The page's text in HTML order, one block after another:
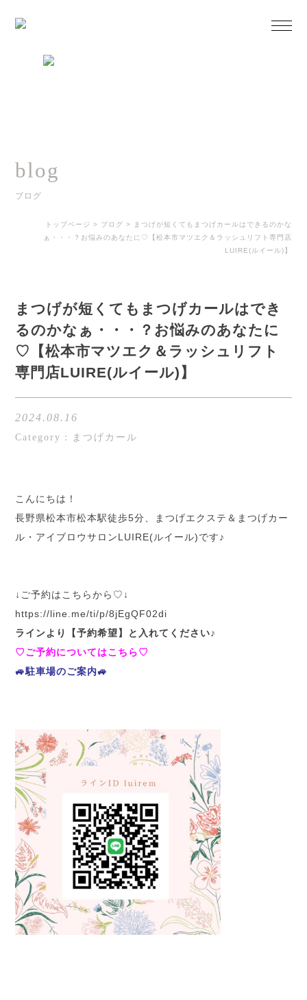
blog
ブログ
トップページ > ブログ >
まつげが短くてもまつげカールはできるのかな
ぁ・・・？お悩みのあなたに♡【松本市マツエク＆ラッシュリフト専門店
LUIRE(ルイール)】
まつげが短くてもまつげカールはでき
るのかなぁ・・・？お悩みのあなたに
♡【松本市マツエク＆ラッシュリフト
専門店LUIRE(ルイール)】
2024.08.16
Category：まつげカール
こんにちは！
長野県松本市松本駅徒歩5分、まつげエクステ＆まつげカー
ル・アイブロウサロンLUIRE(ルイール)です♪
↓ご予約はこちらから♡↓
https://line.me/ti/p/8jEgQF02di
ラインより【予約希望】と入れてください♪
♡ご予約についてはこちら♡
🚙駐車場のご案内🚙